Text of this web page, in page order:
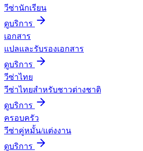
วีซ่านักเรียน
ดูบริการ
เอกสาร
แปลและรับรองเอกสาร
ดูบริการ
วีซ่าไทย
วีซ่าไทยสำหรับชาวต่างชาติ
ดูบริการ
ครอบครัว
วีซ่าคู่หมั้น/แต่งงาน
ดูบริการ